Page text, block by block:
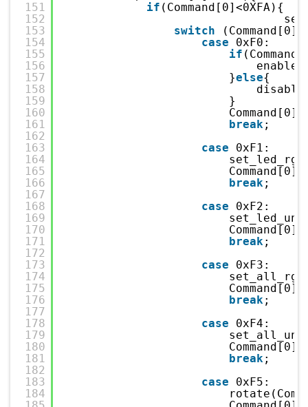
151
152
153
154
155
156
157
158
159
160
161
162
163
164
165
166
167
168
169
170
171
172
173
174
175
176
177
178
179
180
181
182
183
184
if (Command[0]<0XFA){
switch
case
0xF0:
if
}else{
}
break;
case
0xF1:
break;
case
0xF2:
break;
case
0xF3:
break;
case
0xF4:
break;
case
0xF5: